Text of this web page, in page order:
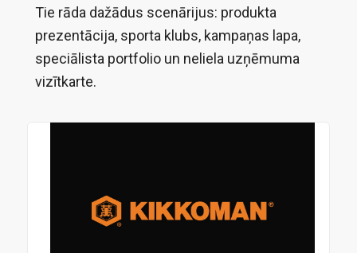
Tie rāda dažādus scenārijus: produkta
prezentācija, sporta klubs, kampaņas lapa,
speciālista portfolio un neliela uzņēmuma
vizītkarte.